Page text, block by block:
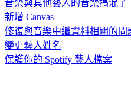
音樂與其他藝人的音樂搞混了
新增 Canvas
修復與音樂中繼資料相關的問
變更藝人姓名
保護你的 Spotify 藝人檔案